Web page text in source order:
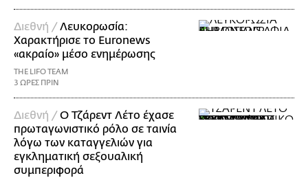
Διεθνή / Λευκορωσία:
Χαρακτήρισε το Euronews
«ακραίο» μέσο ενημέρωσης
THE LIFO TEAM
3 ΩΡΕΣ ΠΡΙΝ
Διεθνή / Ο Τζάρεντ Λέτο έχασε
πρωταγωνιστικό ρόλο σε ταινία
λόγω των καταγγελιών για
εγκληματική σεξουαλική
συμπεριφορά